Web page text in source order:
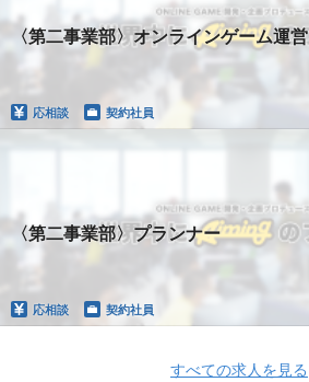
〈第二事業部〉オンラインゲーム運営
応相談 契約社員
〈第二事業部〉プランナー
応相談 契約社員
すべての求人を見る